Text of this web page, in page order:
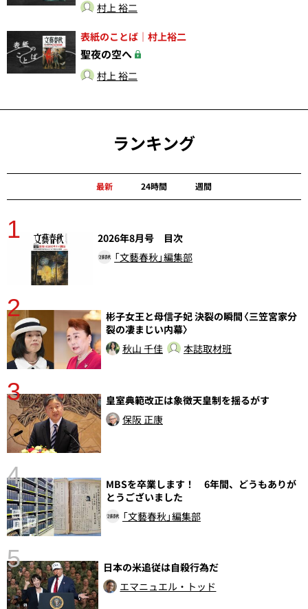
村上 裕二
表紙のことば｜村上裕二
聖夜の空へ
村上 裕二
ランキング
最新 24時間 週間
1
2026年8月号 目次
「文藝春秋」編集部
2
彬子女王と母信子妃 決裂の瞬間〈三笠宮家分
裂の凄まじい内幕〉
秋山 千佳
本誌取材班
3
皇室典範改正は象徴天皇制を揺るがす
保阪 正康
4
MBSを卒業します！ 6年間、どうもありが
とうございました
「文藝春秋」編集部
5
日本の米追従は自殺行為だ
エマニュエル・トッド